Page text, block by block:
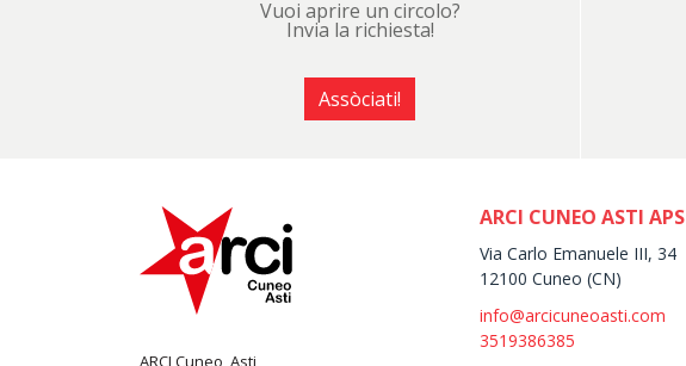
Vuoi aprire un circolo?
Invia la richiesta!
Assòciati!
ARCI Cuneo, Asti
ARCI CUNEO ASTI APS
Via Carlo Emanuele III, 34
12100 Cuneo (CN)
info@arcicuneoasti.com
3519386385